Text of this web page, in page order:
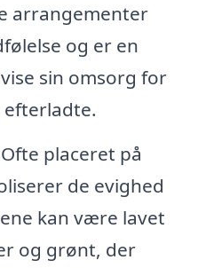
arrangementer
og er en
sin omsorg for
efterladte.
Ofte placeret på
de evighed
kan være lavet
og grønt, der